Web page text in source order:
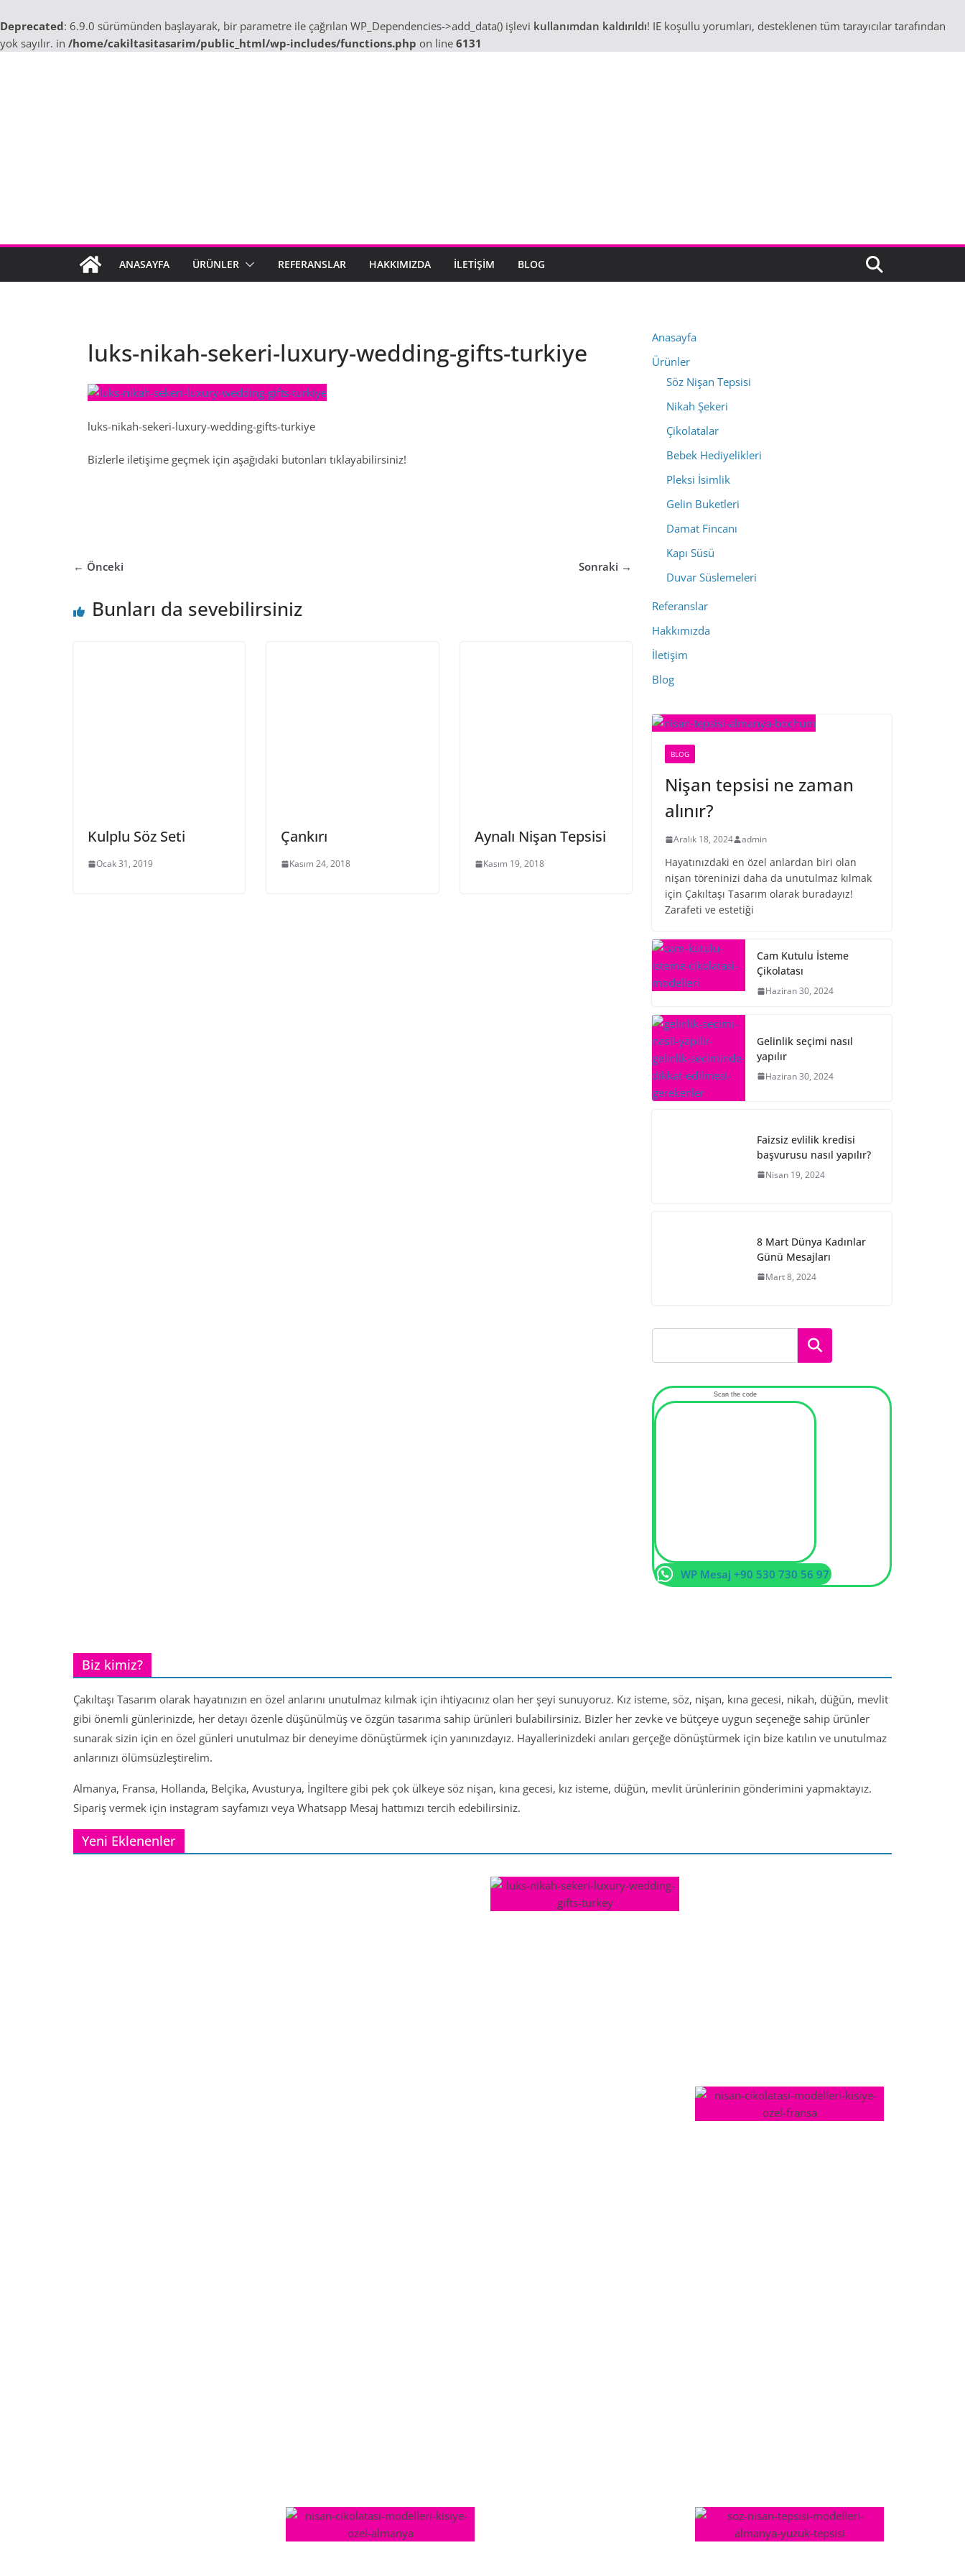
Deprecated: 6.9.0 sürümünden başlayarak, bir parametre ile çağrılan WP_Dependencies->add_data() işlevi kullanımdan kaldırıldı! IE koşullu yorumları, desteklenen tüm tarayıcılar tarafından
yok sayılır. in /home/cakiltasitasarim/public_html/wp-includes/functions.php on line 6131
ANASAYFA ÜRÜNLER REFERANSLAR HAKKIMIZDA İLETIŞIM BLOG
luks-nikah-sekeri-luxury-wedding-gifts-turkiye
luks-nikah-sekeri-luxury-wedding-gifts-turkiye
Bizlerle iletişime geçmek için aşağıdaki butonları tıklayabilirsiniz!
← Önceki Sonraki →
Bunları da sevebilirsiniz
Kulplu Söz Seti
Ocak 31, 2019
Çankırı
Kasım 24, 2018
Aynalı Nişan Tepsisi
Kasım 19, 2018
Anasayfa
Ürünler
Söz Nişan Tepsisi
Nikah Şekeri
Çikolatalar
Bebek Hediyelikleri
Pleksi İsimlik
Gelin Buketleri
Damat Fincanı
Kapı Süsü
Duvar Süslemeleri
Referanslar
Hakkımızda
İletişim
Blog
BLOG
Nişan tepsisi ne zaman
alınır?
Aralık 18, 2024 admin
Hayatınızdaki en özel anlardan biri olan
nişan töreninizi daha da unutulmaz kılmak
için Çakıltaşı Tasarım olarak buradayız!
Zarafeti ve estetiği
Cam Kutulu İsteme
Çikolatası
Haziran 30, 2024
Gelinlik seçimi nasıl
yapılır
Haziran 30, 2024
Faizsiz evlilik kredisi
başvurusu nasıl yapılır?
Nisan 19, 2024
8 Mart Dünya Kadınlar
Günü Mesajları
Mart 8, 2024
Ara
Scan the code
WP Mesaj +90 530 730 56 97
Biz kimiz?
Çakıltaşı Tasarım olarak hayatınızın en özel anlarını unutulmaz kılmak için ihtiyacınız olan her şeyi sunuyoruz. Kız isteme, söz, nişan, kına gecesi, nikah, düğün, mevlit
gibi önemli günlerinizde, her detayı özenle düşünülmüş ve özgün tasarıma sahip ürünleri bulabilirsiniz. Bizler her zevke ve bütçeye uygun seçeneğe sahip ürünler
sunarak sizin için en özel günleri unutulmaz bir deneyime dönüştürmek için yanınızdayız. Hayallerinizdeki anıları gerçeğe dönüştürmek için bize katılın ve unutulmaz
anlarınızı ölümsüzleştirelim.
Almanya, Fransa, Hollanda, Belçika, Avusturya, İngiltere gibi pek çok ülkeye söz nişan, kına gecesi, kız isteme, düğün, mevlit ürünlerinin gönderimini yapmaktayız.
Sipariş vermek için instagram sayfamızı veya Whatsapp Mesaj hattımızı tercih edebilirsiniz.
Yeni Eklenenler